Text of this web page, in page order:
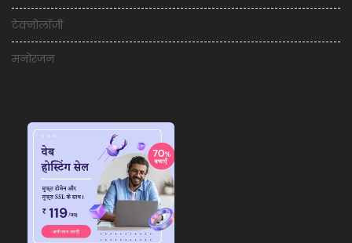
टेक्नोलॉजी
मनोरंजन